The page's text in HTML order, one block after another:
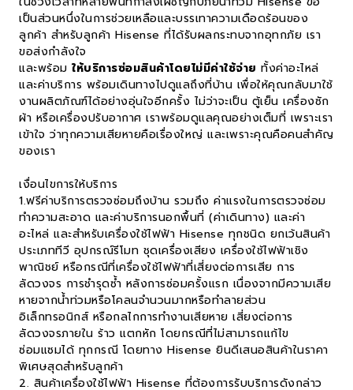
เป็นส่วนหนึ่งในการช่วยเหลือและบรรเทาความเดือดร้อนของ
ลูกค้า สำหรับลูกค้า Hisense ที่ได้รับผลกระทบจากอุทกภัย เรา
ขอส่งกำลังใจ
และพร้อม ให้บริการซ่อมสินค้าโดยไม่มีค่าใช้จ่าย ทั้งค่าอะไหล่
และค่าบริการ พร้อมเดินทางไปดูแลถึงที่บ้าน เพื่อให้คุณกลับมาใช้
งานผลิตภัณฑ์ได้อย่างอุ่นใจอีกครั้ง ไม่ว่าจะเป็น ตู้เย็น เครื่องซัก
ผ้า หรือเครื่องปรับอากาศ เราพร้อมดูแลคุณอย่างเต็มที่ เพราะเรา
เข้าใจ ว่าทุกความเสียหายคือเรื่องใหญ่ และเพราะคุณคือคนสำคัญ
ของเรา
เงื่อนไขการให้บริการ
1.ฟรีค่าบริการตรวจซ่อมถึงบ้าน รวมถึง ค่าแรงในการตรวจซ่อม
ทำความสะอาด และค่าบริการนอกพื้นที่ (ค่าเดินทาง) และค่า
อะไหล่ และสำหรับเครื่องใช้ไฟฟ้า Hisense ทุกชนิด ยกเว้นสินค้า
ประเภททีวี อุปกรณ์รีโมท ชุดเครื่องเสียง เครื่องใช้ไฟฟ้าเชิง
พาณิชย์ หรือกรณีที่เครื่องใช้ไฟฟ้าที่เสี่ยงต่อการเสีย การ
ลัดวงจร การชำรุดซ้ำ หลังการซ่อมครั้งแรก เนื่องจากมีความเสีย
หายจากน้ำท่วมหรือโคลนจำนวนมากหรือทำลายส่วน
อิเล็กทรอนิกส์ หรือกลไกการทำงานเสียหาย เสี่ยงต่อการ
ลัดวงจรภายใน ร้าว แตกหัก โดยกรณีที่ไม่สามารถแก้ไข
ซ่อมแซมได้ ทุกกรณี โดยทาง Hisense ยินดีเสนอสินค้าในราคา
พิเศษสุดสำหรับลูกค้า
2. สินค้าเครื่องใช้ไฟฟ้า Hisense ที่ต้องการรับบริการดังกล่าว